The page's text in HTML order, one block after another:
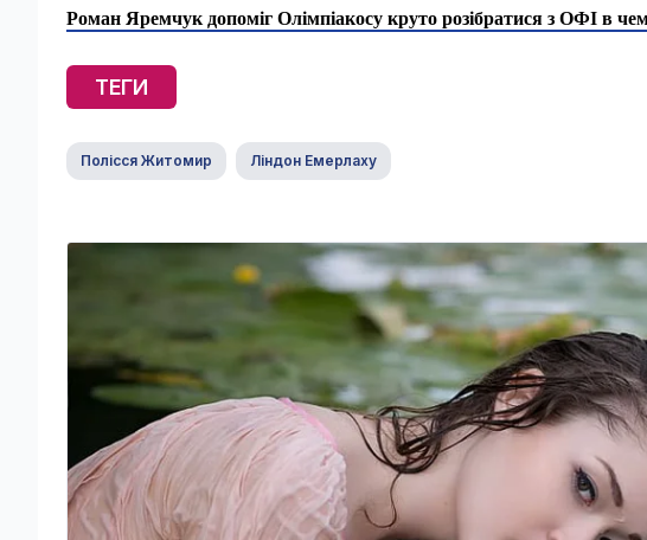
Роман Яремчук допоміг Олімпіакосу круто розібратися з ОФІ в
ТЕГИ
Полісся Житомир Ліндон Емерлаху